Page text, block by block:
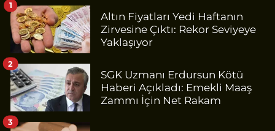
Altın Fiyatları Yedi Haftanın
Zirvesine Çıktı: Rekor Seviyeye
Yaklaşıyor
1
SGK Uzmanı Erdursun Kötü
Haberi Açıkladı: Emekli Maaş
Zammı İçin Net Rakam
2
3